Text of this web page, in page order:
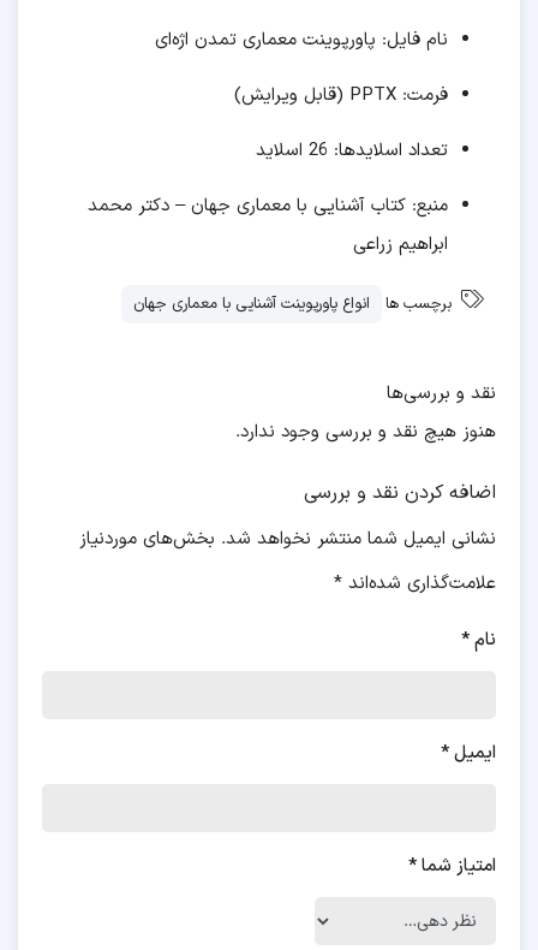
نام فایل: پاورپوینت معماری تمدن اژه‌ای
فرمت: PPTX (قابل ویرایش)
تعداد اسلایدها: 26 اسلاید
منبع: کتاب آشنایی با معماری جهان – دکتر محمد
ابراهیم زراعی
برچسب ها انواع پاورپوینت آشنایی با معماری جهان
نقد و بررسی‌ها
هنوز هیچ نقد و بررسی وجود ندارد.
اضافه کردن نقد و بررسی
نشانی ایمیل شما منتشر نخواهد شد. بخش‌های موردنیاز
علامت‌گذاری شده‌اند *
نام*
ایمیل*
امتیاز شما*